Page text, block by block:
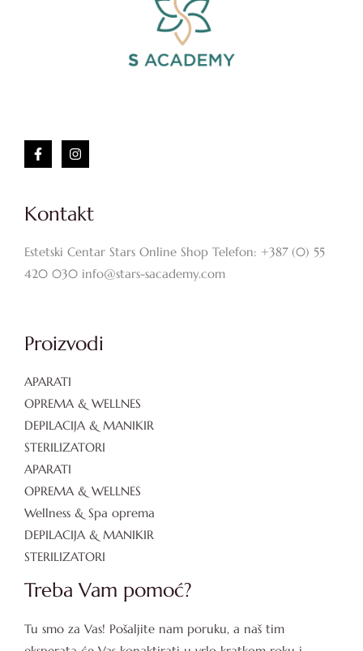
Kontakt
Estetski Centar Stars Online Shop Telefon: +387 (0) 55
420 030 info@stars-sacademy.com
Proizvodi
APARATI
OPREMA & WELLNES
DEPILACIJA & MANIKIR
STERILIZATORI
APARATI
OPREMA & WELLNES
Wellness & Spa oprema
DEPILACIJA & MANIKIR
STERILIZATORI
Treba Vam pomoć?
Tu smo za Vas! Pošaljite nam poruku, a naš tim